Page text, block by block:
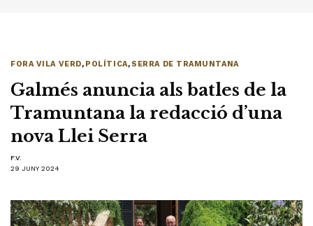
FORA VILA VERD, POLÍTICA,SERRA DE TRAMUNTANA
Galmés anuncia als batles de la
Tramuntana la redacció d’una
nova Llei Serra
F.V.
29 JUNY 2024